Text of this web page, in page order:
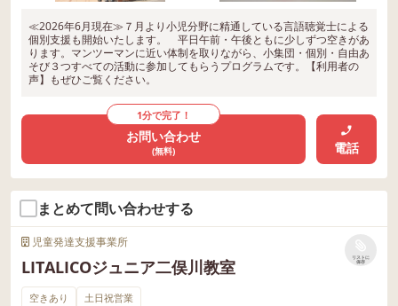
≪2026年6月現在≫７月より小児分野に精通している言語聴覚士による
個別支援も開始いたします。 平日午前・午後ともに少しずつ空きがあ
ります。マンツーマンに近い体制を取りながら、小集団・個別・自由あ
そび３つすべての活動に参加してもらうプログラムです。【利用者の
声】もぜひご覧ください。
1分で完了！
お問い合わせ
(無料) 電話
まとめて問い合わせする
児童発達支援事業所
LITALICOジュニア二俣川教室
リストに
保存
空きあり 土日祝営業